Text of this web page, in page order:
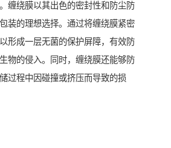
缠绕膜以其出色的密封性和防尘防
装的理想选择。通过将缠绕膜紧密
形成一层无菌的保护屏障，有效防
物的侵入。同时，缠绕膜还能够防
过程中因碰撞或挤压而导致的损